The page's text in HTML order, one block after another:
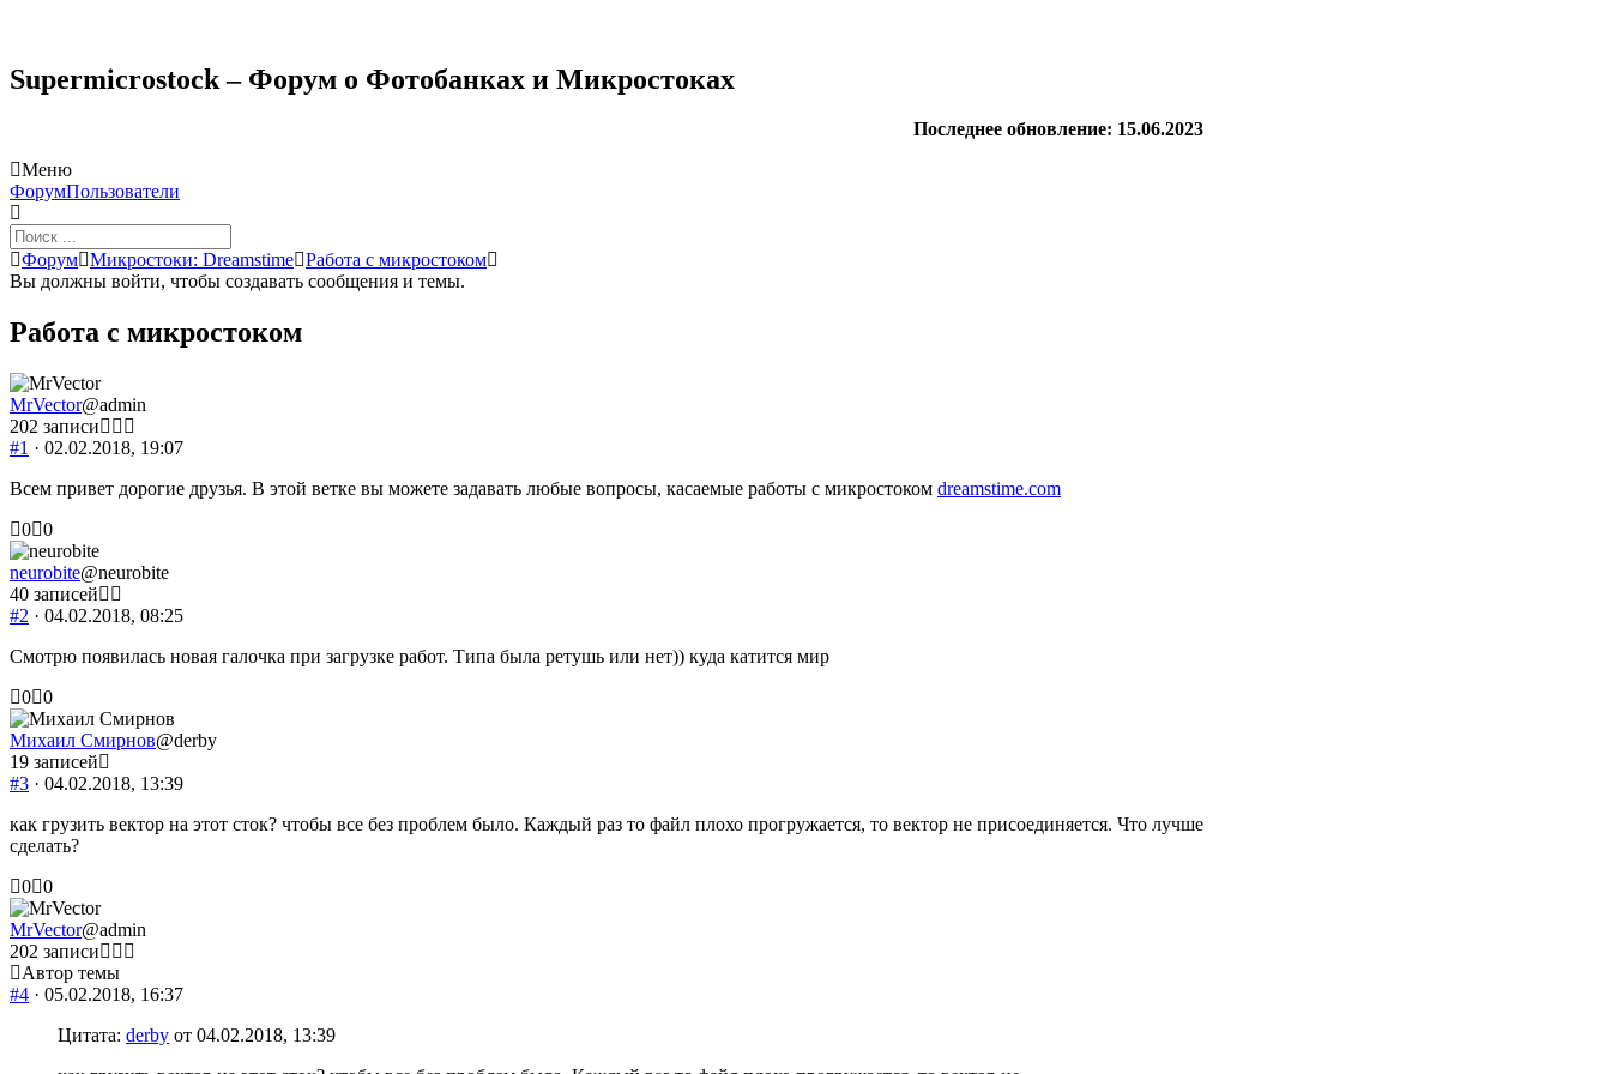
Supermicrostock – Форум о Фотобанках и Микростоках
Последнее обновление: 15.06.2023
Меню
Навигация
Форума
ФорумПользователи
Форум
breadcrumbs
Вы
здесь:
Форум Микростоки: Dreamstime Работа с микростоком
Вы должны войти, чтобы создавать сообщения и темы.
Работа с микростоком
MrVector@admin
202 записи
#1 · 02.02.2018, 19:07
Всем привет дорогие друзья. В этой ветке вы можете задавать любые вопросы, касаемые работы с микростоком dreamstime.com
Голосуйте
-
палец
вниз.
0 Голосуйте
-
палец
вверх.
0
neurobite@neurobite
40 записей
#2 · 04.02.2018, 08:25
Смотрю появилась новая галочка при загрузке работ. Типа была ретушь или нет)) куда катится мир
Голосуйте
-
палец
вниз.
0 Голосуйте
-
палец
вверх.
0
Михаил Смирнов@derby
19 записей
#3 · 04.02.2018, 13:39
как грузить вектор на этот сток? чтобы все без проблем было. Каждый раз то файл плохо прогружается, то вектор не присоединяется. Что лучше
сделать?
Голосуйте
-
палец
вниз.
0 Голосуйте
-
палец
вверх.
0
MrVector@admin
202 записи
Автор темы
#4 · 05.02.2018, 16:37
Цитата: derby от 04.02.2018, 13:39